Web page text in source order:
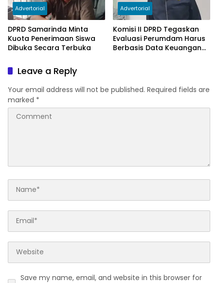
Advertorial
DPRD Samarinda Minta
Kuota Penerimaan Siswa
Dibuka Secara Terbuka
Advertorial
Komisi II DPRD Tegaskan
Evaluasi Perumdam Harus
Berbasis Data Keuangan
Leave a Reply
Your email address will not be published. Required fields are
marked *
Save my name, email, and website in this browser for